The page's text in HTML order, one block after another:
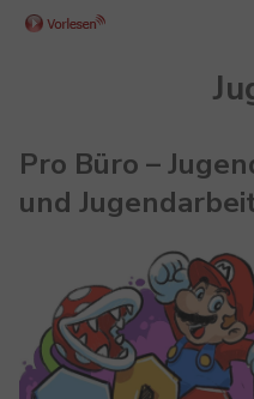
Pro Büro –
und